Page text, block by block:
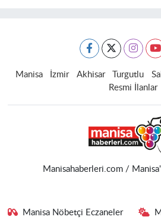
Manisa İzmir Akhisar Turgutlu
Resmi İlanlar
Manisahaberleri.com /
Manisa Nöbetçi Eczaneler